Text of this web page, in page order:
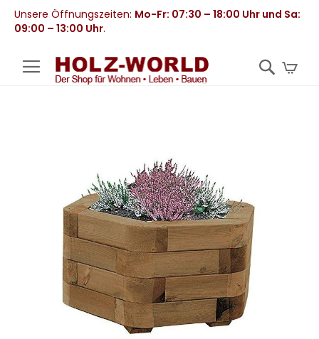
Unsere Öffnungszeiten: Mo-Fr: 07:30 – 18:00 Uhr und Sa:
09:00 – 13:00 Uhr.